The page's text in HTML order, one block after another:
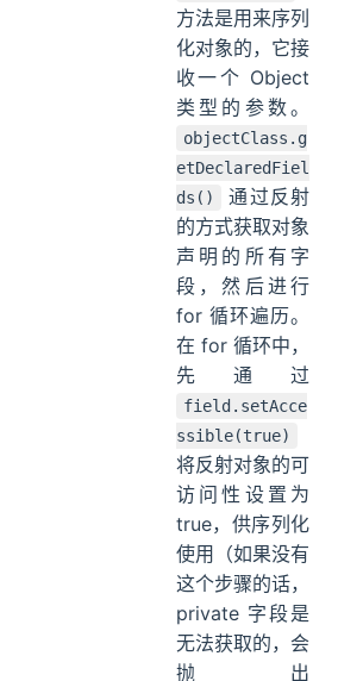
方法是用来序列
化对象的，它接
收一个 Object
类型的参数。
objectClass.g
etDeclaredFiel
ds()
通过反射
的方式获取对象
声明的所有字
段，然后进行
for 循环遍历。
在 for 循环中，
先通过
field.setAcce
ssible(true)
将反射对象的可
访问性设置为
true，供序列化
使用（如果没有
这个步骤的话，
private 字段是
无法获取的，会
抛出